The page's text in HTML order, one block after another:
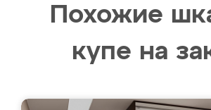
Похожие
купе на